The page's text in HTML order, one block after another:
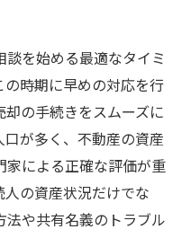
ーズに売却・整理す
相談の専門家が語る
防ぐ！不動産相談の
ス
を始める最適なタイミ
の時期に早めの対応を行
却の手続きをスムーズに
が多く、不動産の資産
家による正確な評価が重
の資産状況だけでな
法や共有名義のトラブル